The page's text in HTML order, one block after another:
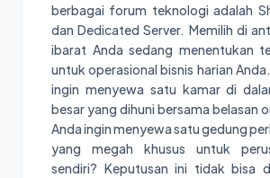
berbagai forum teknologi adalah
dan Dedicated Server. Memilih di
ibarat Anda sedang menentukan
untuk operasional bisnis harian
ingin menyewa satu kamar di
besar yang dihuni bersama belasan
Anda ingin menyewa satu gedung
yang megah khusus untuk
sendiri? Keputusan ini tidak bisa